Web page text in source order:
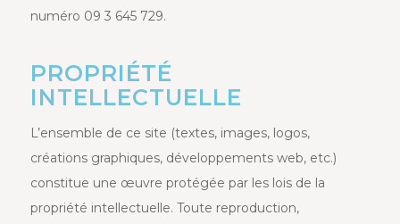
numéro 09 3 645 729.
PROPRIÉTÉ
INTELLECTUELLE
L’ensemble de ce site (textes, images, logos,
créations graphiques, développements web, etc.)
constitue une œuvre protégée par les lois de la
propriété intellectuelle. Toute reproduction,